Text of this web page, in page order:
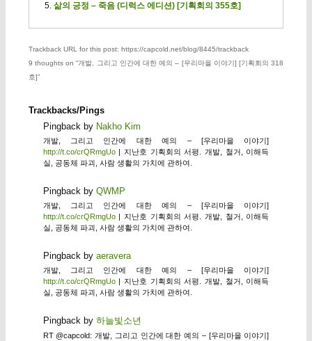
삶의 긍정 – 죽음 (디럭스 에디션) [기획회의 355호]
Trackback URL for this post: https://capcold.net/blog/8445/trackback
9 thoughts on “개발, 그리고 인간에 대한 예의 – [우리마을 이야기] [기획회의 318
호]”
Trackbacks/Pings
Pingback by Nakho Kim
개발, 그리고 인간에 대한 예의 – [우리마을 이야기]
http://t.co/crQRmgUo| 지난호 기획회의 서평. 개발, 철거, 이해득
실, 공동체 파괴, 사람 생활의 가치에 관하여.
Pingback by QWMP
개발, 그리고 인간에 대한 예의 – [우리마을 이야기]
http://t.co/crQRmgUo| 지난호 기획회의 서평. 개발, 철거, 이해득
실, 공동체 파괴, 사람 생활의 가치에 관하여.
Pingback by aeravera
개발, 그리고 인간에 대한 예의 – [우리마을 이야기]
http://t.co/crQRmgUo| 지난호 기획회의 서평. 개발, 철거, 이해득
실, 공동체 파괴, 사람 생활의 가치에 관하여.
Pingback by 하늘빛소년
RT @capcold: 개발, 그리고 인간에 대한 예의 – [우리마을 이야기]